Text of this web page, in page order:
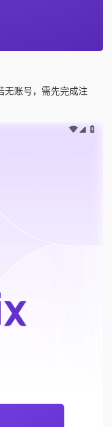
无账号，需先完成注